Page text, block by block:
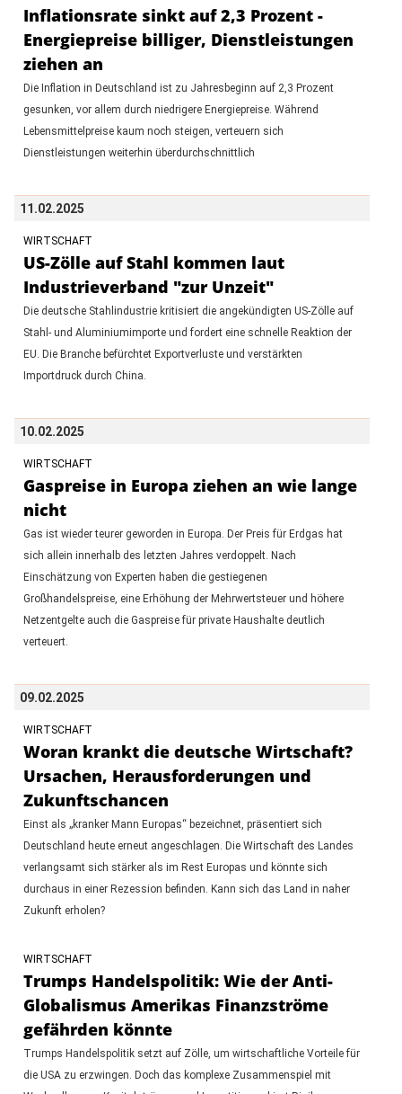
Inflationsrate sinkt auf 2,3 Prozent -
Energiepreise billiger, Dienstleistungen
ziehen an
Die Inflation in Deutschland ist zu Jahresbeginn auf 2,3 Prozent
gesunken, vor allem durch niedrigere Energiepreise. Während
Lebensmittelpreise kaum noch steigen, verteuern sich
Dienstleistungen weiterhin überdurchschnittlich
11.02.2025
WIRTSCHAFT
US-Zölle auf Stahl kommen laut
Industrieverband "zur Unzeit"
Die deutsche Stahlindustrie kritisiert die angekündigten US-Zölle auf
Stahl- und Aluminiumimporte und fordert eine schnelle Reaktion der
EU. Die Branche befürchtet Exportverluste und verstärkten
Importdruck durch China.
10.02.2025
WIRTSCHAFT
Gaspreise in Europa ziehen an wie lange
nicht
Gas ist wieder teurer geworden in Europa. Der Preis für Erdgas hat
sich allein innerhalb des letzten Jahres verdoppelt. Nach
Einschätzung von Experten haben die gestiegenen
Großhandelspreise, eine Erhöhung der Mehrwertsteuer und höhere
Netzentgelte auch die Gaspreise für private Haushalte deutlich
verteuert.
09.02.2025
WIRTSCHAFT
Woran krankt die deutsche Wirtschaft?
Ursachen, Herausforderungen und
Zukunftschancen
Einst als „kranker Mann Europas“ bezeichnet, präsentiert sich
Deutschland heute erneut angeschlagen. Die Wirtschaft des Landes
verlangsamt sich stärker als im Rest Europas und könnte sich
durchaus in einer Rezession befinden. Kann sich das Land in naher
Zukunft erholen?
WIRTSCHAFT
Trumps Handelspolitik: Wie der Anti-
Globalismus Amerikas Finanzströme
gefährden könnte
Trumps Handelspolitik setzt auf Zölle, um wirtschaftliche Vorteile für
die USA zu erzwingen. Doch das komplexe Zusammenspiel mit